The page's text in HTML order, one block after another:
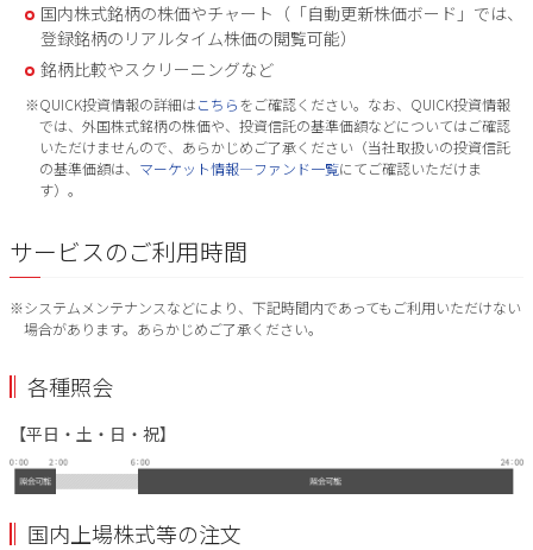
国内株式銘柄の株価やチャート（「自動更新株価ボード」では、
登録銘柄のリアルタイム株価の閲覧可能）
銘柄比較やスクリーニングなど
※QUICK投資情報の詳細はこちらをご確認ください。なお、QUICK投資情報
では、外国株式銘柄の株価や、投資信託の基準価額などについてはご確認
いただけませんので、あらかじめご了承ください（当社取扱いの投資信託
の基準価額は、 マーケット情報―ファンド一覧にてご確認いただけま
す）。
サービスのご利用時間
※システムメンテナンスなどにより、下記時間内であってもご利用いただけない
場合があります。あらかじめご了承ください。
各種照会
【平日・土・日・祝】
国内上場株式等の注文